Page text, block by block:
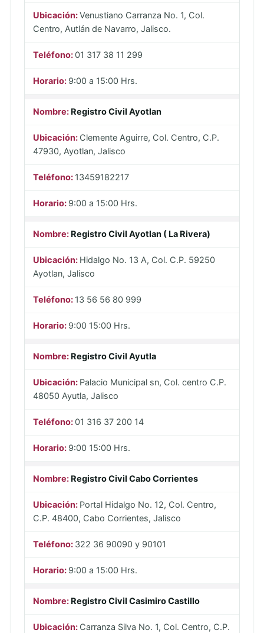
Venustiano Carranza No. 1, Col.
Centro, Autlán de Navarro, Jalisco.
01 317 38 11 299
9:00 a 15:00 Hrs.
Registro Civil Ayotlan
Clemente Aguirre, Col. Centro, C.P.
47930, Ayotlan, Jalisco
13459182217
9:00 a 15:00 Hrs.
Registro Civil Ayotlan ( La Rivera)
Hidalgo No. 13 A, Col. C.P. 59250
Ayotlan, Jalisco
13 56 56 80 999
9:00 15:00 Hrs.
Registro Civil Ayutla
Palacio Municipal sn, Col. centro C.P.
48050 Ayutla, Jalisco
01 316 37 200 14
9:00 15:00 Hrs.
Registro Civil Cabo Corrientes
Portal Hidalgo No. 12, Col. Centro,
C.P. 48400, Cabo Corrientes, Jalisco
322 36 90090 y 90101
9:00 a 15:00 Hrs.
Registro Civil Casimiro Castillo
Carranza Silva No. 1, Col. Centro, C.P.